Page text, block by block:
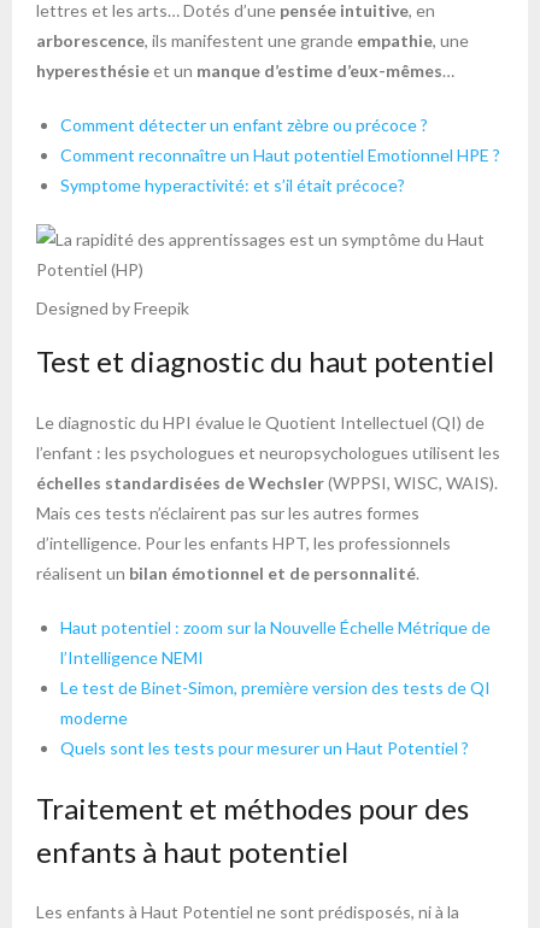
lettres et les arts… Dotés d’une pensée intuitive, en
arborescence, ils manifestent une grande empathie, une
hyperesthésieet un manque d’estime d’eux-mêmes…
Comment détecter un enfant zèbre ou précoce ?
Comment reconnaître un Haut potentiel Emotionnel HPE ?
Symptome hyperactivité: et s’il était précoce?
Designed by Freepik
Test et diagnostic du haut potentiel
Le diagnostic du HPI évalue le Quotient Intellectuel (QI) de
l’enfant : les psychologues et neuropsychologues utilisent les
échelles standardisées de Wechsler(WPPSI, WISC, WAIS).
Mais ces tests n’éclairent pas sur les autres formes
d’intelligence. Pour les enfants HPT, les professionnels
réalisent un bilan émotionnel et de personnalité.
Haut potentiel : zoom sur la Nouvelle Échelle Métrique de
l’Intelligence NEMI
Le test de Binet-Simon, première version des tests de QI
moderne
Quels sont les tests pour mesurer un Haut Potentiel ?
Traitement et méthodes pour des
enfants à haut potentiel
Les enfants à Haut Potentiel ne sont prédisposés, ni à la